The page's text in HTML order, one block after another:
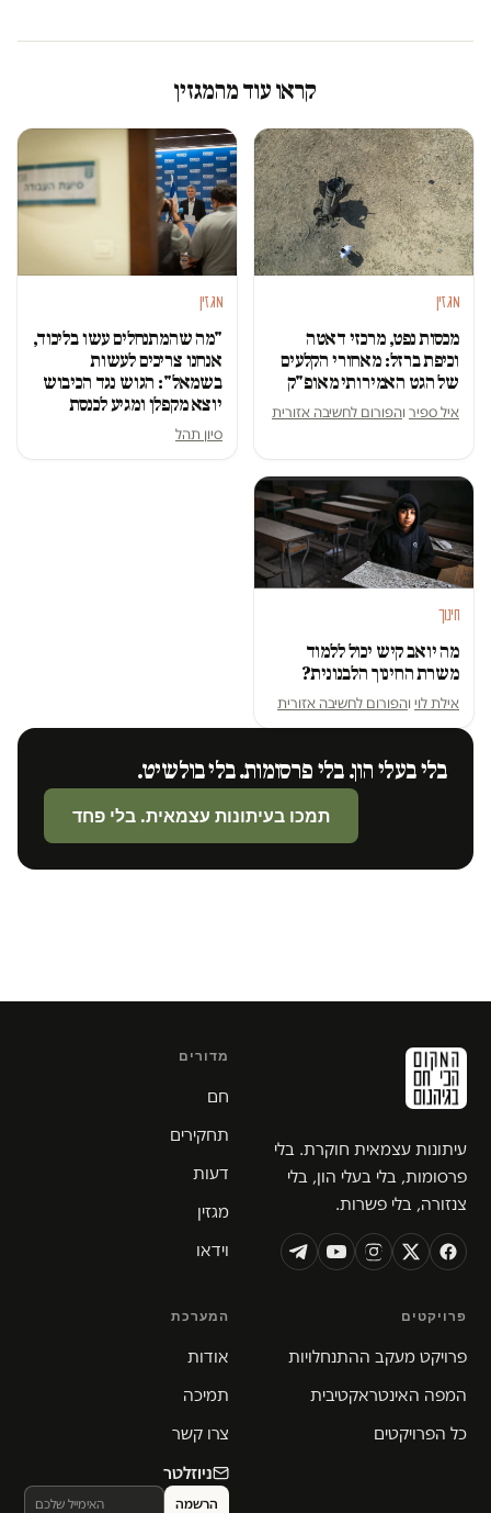
קראו עוד מהמגזין
מגזין
מכסות נפט, מרכזי דאטה
וכיפת ברזל: מאחורי הקלעים
של הגט האמירותי מאופ"ק
איל ספיר והפורום לחשיבה אזורית
מגזין
"מה שהמתנחלים עשו בליכוד,
אנחנו צריכים לעשות
בשמאל": הגוש נגד הכיבוש
יוצא מקפלן ומגיע לכנסת
סיון תהל
חינוך
מה יואב קיש יכול ללמוד
משרת החינוך הלבנונית?
אילת לוי והפורום לחשיבה אזורית
בלי בעלי הון. בלי פרסומות. בלי בולשיט.
תמכו בעיתונות עצמאית. בלי פחד
עיתונות עצמאית חוקרת. בלי
פרסומות, בלי בעלי הון, בלי
צנזורה, בלי פשרות.
מדורים
חם
תחקירים
דעות
מגזין
וידאו
פרויקטים
פרויקט מעקב ההתנחלויות
המפה האינטראקטיבית
כל הפרויקטים
המערכת
אודות
תמיכה
צרו קשר
ניוזלטר